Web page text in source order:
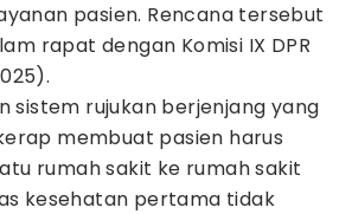
pasien. Rencana tersebut
rapat dengan Komisi IX DPR
sistem rujukan berjenjang yang
membuat pasien harus
rumah sakit ke rumah sakit
kesehatan pertama tidak